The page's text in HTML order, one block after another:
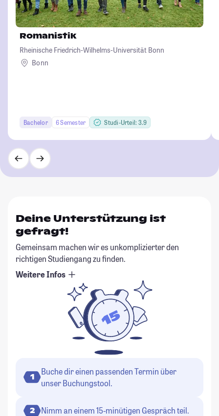
Romanistik
Rheinische Friedrich-Wilhelms-Universität Bonn
Bonn
Bachelor 6 Semester Studi-Urteil: 3.9
Deine Unterstützung ist
gefragt!
Gemeinsam machen wir es unkomplizierter den
richtigen Studiengang zu finden.
Weitere Infos
1
Buche dir einen passenden Termin über
unser Buchungstool.
2 Nimm an einem 15-minütigen Gespräch teil.